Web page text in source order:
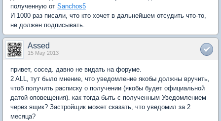
полученную от Sanchos5
И 1000 раз писали, что кто хочет в дальнейшем отсудить что-то,
не должен подписывать.
Assed
15 May 2013
привет, сосед. давно не видать на форуме.
2 ALL, тут было мнение, что уведомление якобы должны вручить,
чтоб получить расписку о получении (якобы будет официальной
датой оповещения). как тогда быть с полученным Уведомлением
через ящик? Застройщик может сказать, что уведомил за 2
месяца?